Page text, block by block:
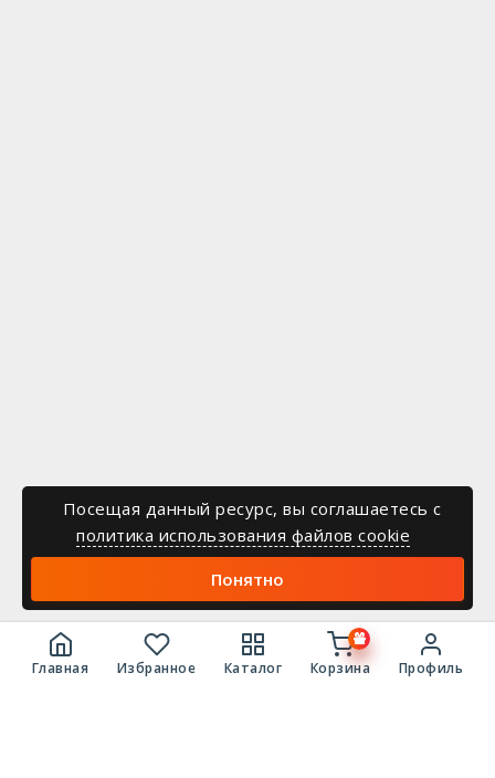
Посещая данный ресурс, вы соглашаетесь c
политика использования файлов cookie
Понятно
Главная Избранное Каталог Корзина Профиль